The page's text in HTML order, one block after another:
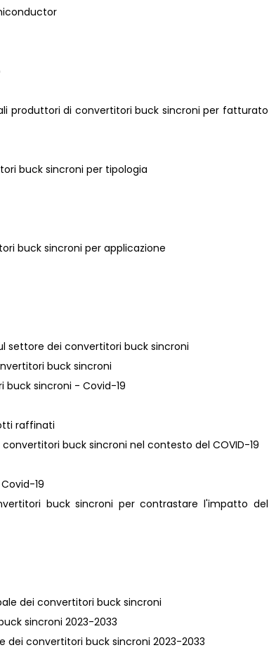
produttori di convertitori buck sincroni per fatturato
buck sincroni per tipologia
buck sincroni per applicazione
settore dei convertitori buck sincroni
buck sincroni
buck sincroni - Covid-19
raffinati
buck sincroni nel contesto del COVID-19
19
buck sincroni per contrastare l'impatto del
dei convertitori buck sincroni
sincroni 2023-2033
dei convertitori buck sincroni 2023-2033